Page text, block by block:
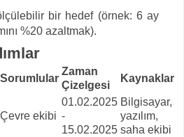
bir hedef (örnek: 6 ay
%20 azaltmak).
Sorumlular
Zaman
Çizelgesi
Kaynaklar
Çevre ekibi
01.02.2025
-
15.02.2025
Bilgisayar,
yazılım,
saha ekibi